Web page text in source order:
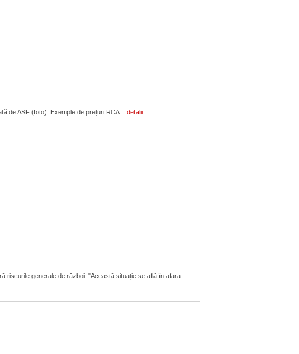
de ASF (foto). Exemple de prețuri RCA... detalii
riscurile generale de război. "Această situație se află în afara...